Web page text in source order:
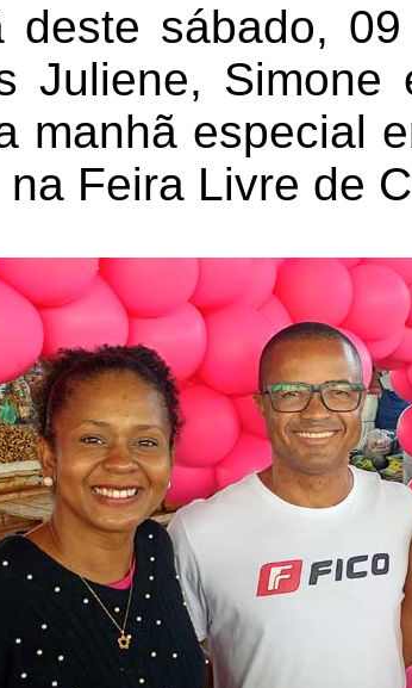
deste sábado,
Juliene, Simone
manhã especial
Feira Livre de